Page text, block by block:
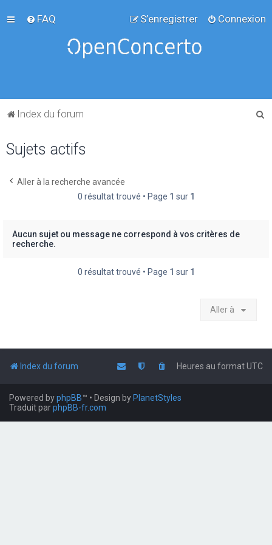
FAQ Connexion
S’enregistrer
Index du forum
Sujets actifs
Aller à la recherche avancée
0 résultat trouvé • Page 1 sur 1
Aucun sujet ou message ne correspond à vos critères de
recherche.
0 résultat trouvé • Page 1 sur 1
Aller à
Index du forum Heures au formatUTC
Powered byphpBB™ • Design by PlanetStyles
Traduit parphpBB-fr.com